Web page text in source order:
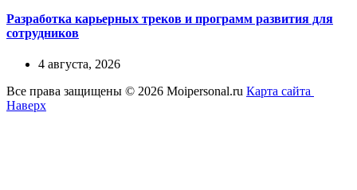
Разработка карьерных треков и программ развития для
сотрудников
4 августа, 2026
Все права защищены © 2026 Moipersonal.ru Карта сайта
Наверх